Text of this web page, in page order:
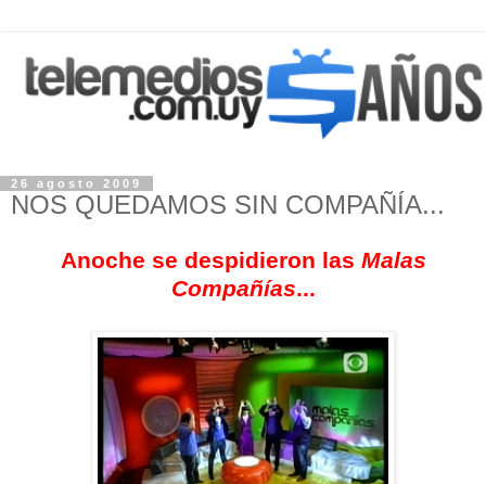
26 agosto 2009
NOS QUEDAMOS SIN COMPAÑÍA...
Anoche se despidieron las Malas
Compañías...